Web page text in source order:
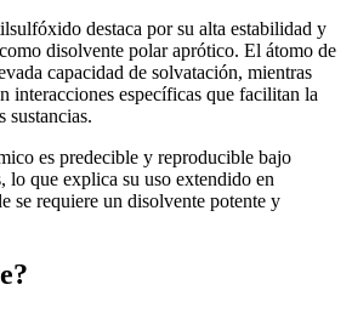
destaca por su alta estabilidad y
disolvente polar aprótico. El átomo de
capacidad de solvatación, mientras
interacciones específicas que facilitan la
sustancias.
es predecible y reproducible bajo
lo que explica su uso extendido en
se requiere un disolvente potente y